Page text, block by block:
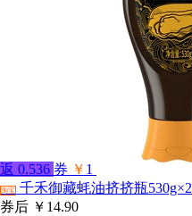
返 0.536 券 ￥ 1
淘宝 千禾御藏蚝油挤挤瓶530g×2
券后 ￥14.90